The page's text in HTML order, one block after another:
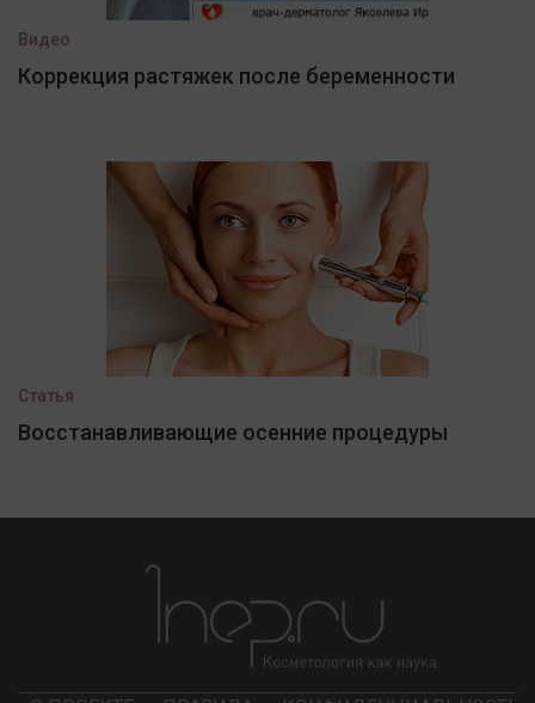
Видео
Коррекция растяжек после беременности
Статья
Восстанавливающие осенние процедуры